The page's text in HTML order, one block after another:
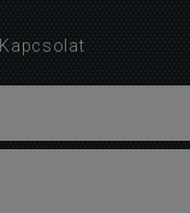
Kapcsolat